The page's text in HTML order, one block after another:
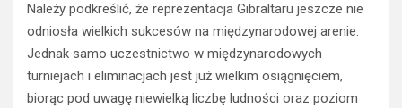
Należy podkreślić, że reprezentacja Gibraltaru jeszcze nie
odniosła wielkich sukcesów na międzynarodowej arenie.
Jednak samo uczestnictwo w międzynarodowych
turniejach i eliminacjach jest już wielkim osiągnięciem,
biorąc pod uwagę niewielką liczbę ludności oraz poziom